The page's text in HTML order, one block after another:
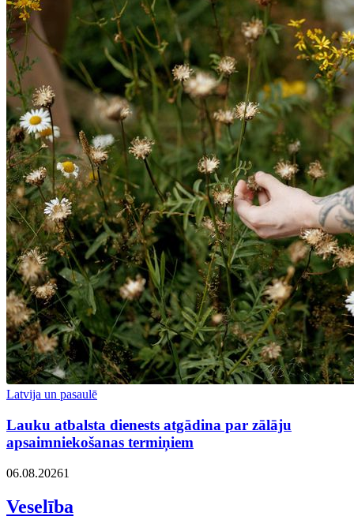
Latvija un pasaulē
Lauku atbalsta dienests atgādina par zālāju
apsaimniekošanas termiņiem
06.08.20261
Veselība